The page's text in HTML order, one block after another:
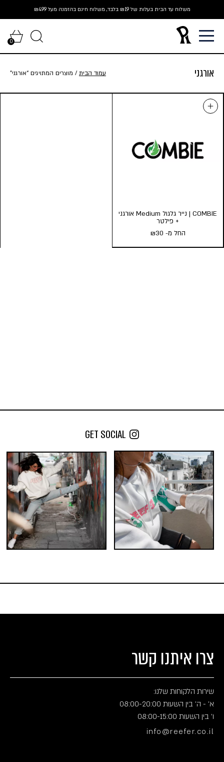
to
content
משלוח עד הבית בעלות של ₪19 בלבד, משלוח חינם בהזמנה מעל ₪499
0
אורגני עמוד הבית/ מוצרים המתויגים “אורגני”
COMBIE | נייר גלגול Medium אורגני
+ פילטר
החל מ-
₪30
GET SOCIAL
צרו איתנו קשר
שירות הלקוחות שלנו:
א' - ה' בין השעות 08:00-20:00
ו' בין השעות 08:00-15:00
info@reefer.co.il